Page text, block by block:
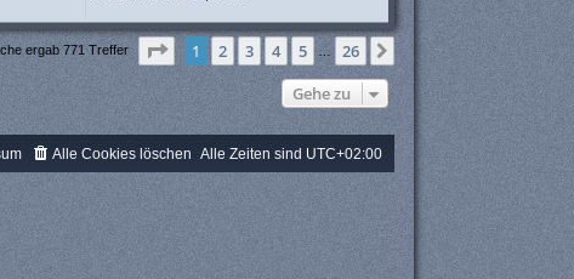
ergab 771 Treffer Seite von26
1 2 3 4 5 … 26 Nächste
Gehe zu
Alle Zeiten sind UTC+02:00
Alle Cookies löschen